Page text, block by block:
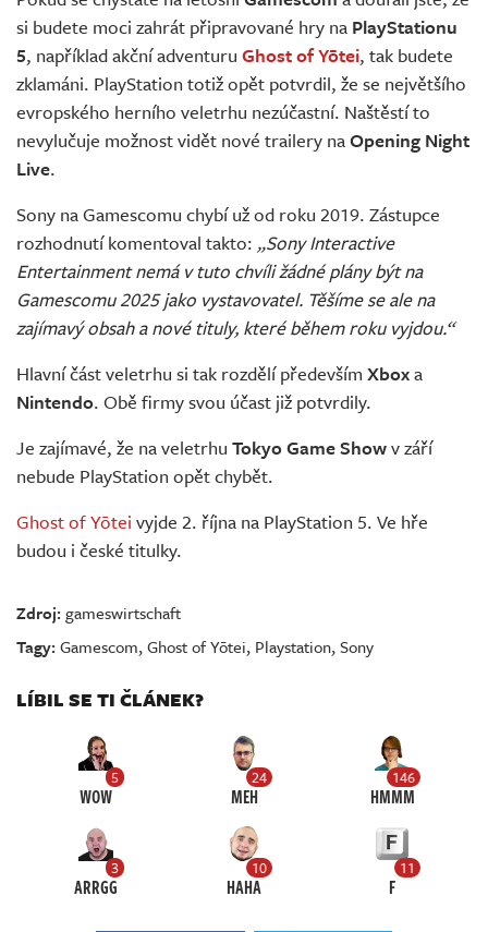
Živě
si budete moci zahrát připravované hry na PlayStationu
5, například akční adventuru Ghost of Yōtei, tak budete
zklamáni. PlayStation totiž opět potvrdil, že se největšího
evropského herního veletrhu nezúčastní. Naštěstí to
nevylučuje možnost vidět nové trailery naOpening Night
Live.
Sony na Gamescomu chybí už od roku 2019. Zástupce
rozhodnutí komentoval takto: „Sony Interactive
Entertainment nemá v tuto chvíli žádné plány být na
Gamescomu 2025 jako vystavovatel. Těšíme se ale na
zajímavý obsah a nové tituly, které během roku vyjdou.“
Hlavní část veletrhu si tak rozdělí především Xboxa
Nintendo. Obě firmy svou účast již potvrdily.
Je zajímavé, že na veletrhu Tokyo Game Showv září
nebude PlayStation opět chybět.
Ghost of Yōtei vyjde 2. října na PlayStation 5. Ve hře
budou i české titulky.
Zdroj:gameswirtschaft
Tagy:Gamescom,Ghost of Yōtei, Playstation,Sony
LÍBIL SE TI ČLÁNEK?
5
WOW
24
MEH
146
HMMM
3
ARRGG
10
HAHA
11
F